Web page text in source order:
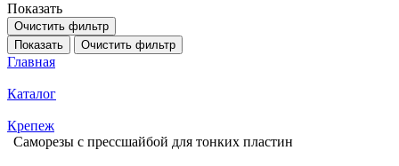
Показать
Очистить фильтр
Показать
Очистить фильтр
Главная
Каталог
Крепеж
Саморезы с прессшайбой для тонких пластин